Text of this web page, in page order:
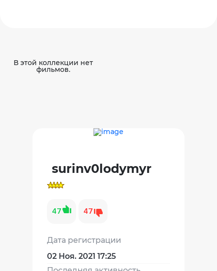
В этой коллекции нет
фильмов.
surinv0lodymyr
47 47
Дата регистрации
02 Ноя. 2021 17:25